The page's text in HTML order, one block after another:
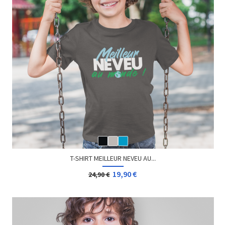
T-SHIRT MEILLEUR NEVEU AU...
24,90 € 19,90 €